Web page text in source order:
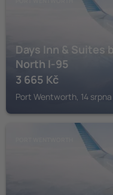
Days Inn & Suites
North I-95
3 665 Kč
Port Wentworth, 14